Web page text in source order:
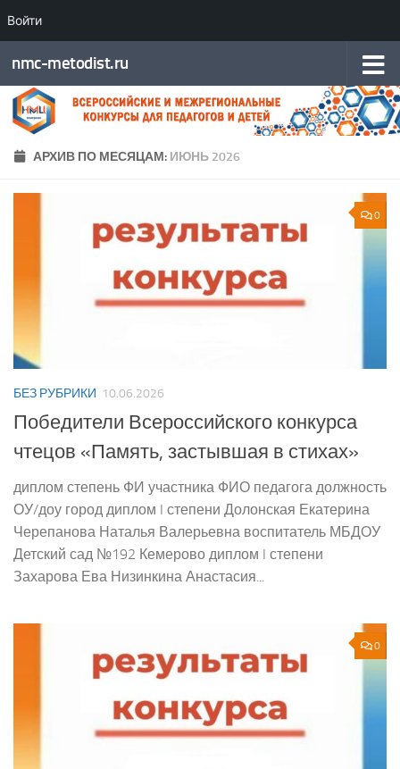
ВойтиПерейти к содержимому
nmc-metodist.ru
АРХИВ ПО МЕСЯЦАМ: ИЮНЬ 2026
0
БЕЗ РУБРИКИ 10.06.2026
Победители Всероссийского конкурса
чтецов «Память, застывшая в стихах»
диплом степень ФИ участника ФИО педагога должность
ОУ/доу город диплом I степени Долонская Екатерина
Черепанова Наталья Валерьевна воспитатель МБДОУ
Детский сад №192 Кемерово диплом I степени
Захарова Ева Низинкина Анастасия...
0